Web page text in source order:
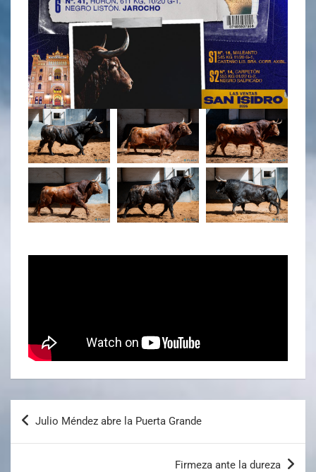
Julio Méndez abre la Puerta Grande
Firmeza ante la dureza